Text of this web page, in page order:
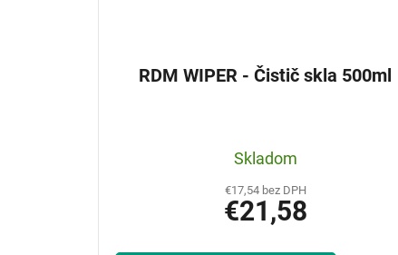
RDM WIPER - Čistič skla 500ml
Skladom
€17,54 bez DPH
€21,58